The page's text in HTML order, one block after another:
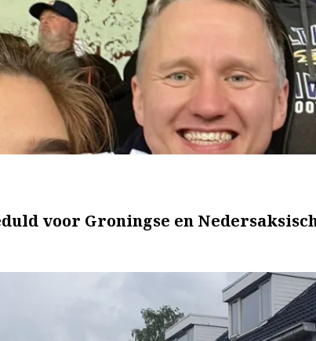
voor Groningse en